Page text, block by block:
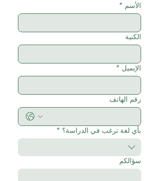
الأسم *
الكنية
الإيميل *
رقم الهاتف
بأي لغة ترغب في الدراسة؟ *
سؤالكم